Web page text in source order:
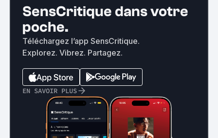
SensCritique dans votre
poche.
Téléchargez l’app SensCritique.
Explorez. Vibrez. Partagez.
EN SAVOIR PLUS